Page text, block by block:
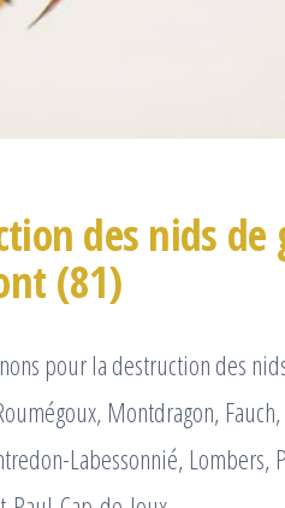
des nids
(81)
pour la destruction des
Montdragon,
Labessonnié,